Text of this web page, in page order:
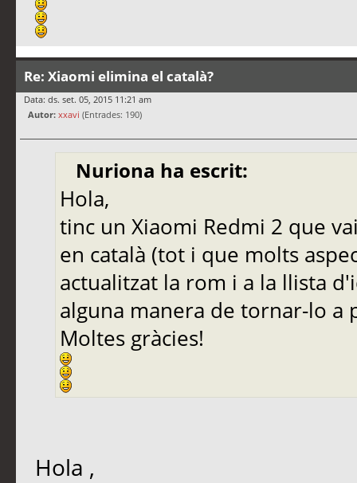
Re: Xiaomi elimina el català?
Data: ds. set. 05, 2015 11:21 am
Autor: xxavi (Entrades: 190)
Nuriona ha escrit:
Hola,
tinc un Xiaomi Redmi 2 que
en català (tot i que molts
actualitzat la rom i a la llista
alguna manera de tornar-lo a
Moltes gràcies!
Hola ,